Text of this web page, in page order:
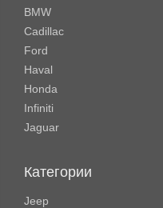
BMW
Cadillac
Ford
Haval
Honda
Infiniti
Jaguar
Категории
Jeep